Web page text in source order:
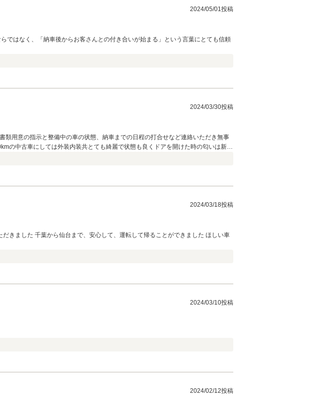
2024/05/01投稿
ではなく、「納車後からお客さんとの付き合いが始まる」という言葉にとても信頼
2024/03/30投稿
用意の指示と整備中の車の状態、納車までの日程の打合せなど連絡いただき無事
の中古車にしては外装内装共とても綺麗で状態も良くドアを開けた時の匂いは新車
て納車していただきありがたいです。 お店の電話対応も良く気持ち良くお取引き
2024/03/18投稿
きました ほしい車
2024/03/10投稿
2024/02/12投稿